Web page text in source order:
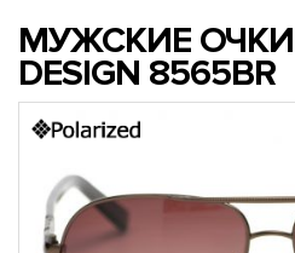
МУЖСКИЕ ОЧКИ
DESIGN 8565BR